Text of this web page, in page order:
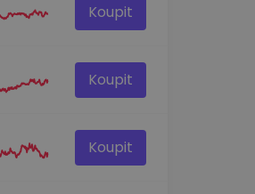
Koupit
Koupit
Koupit